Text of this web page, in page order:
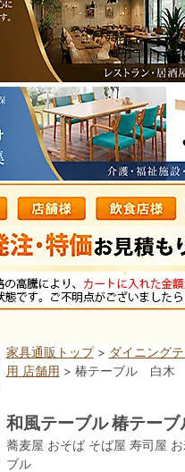
家具通販トップ> ダイニング
用 店舗用 > 椿テーブル 白木
和風テーブル 椿テーブ
蕎麦屋 おそば そば屋 寿司屋
ブル